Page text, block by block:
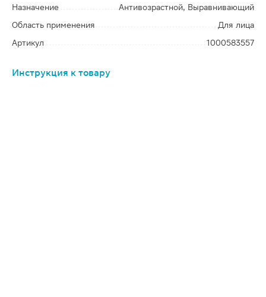
Назначение
Антивозрастной, Выравнивающий
Область применения
Для лица
Артикул
1000583557
Инструкция к товару